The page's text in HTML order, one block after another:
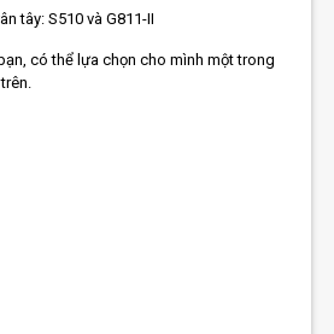
tây: S510 và G811-II
có thể lựa chọn cho mình một trong